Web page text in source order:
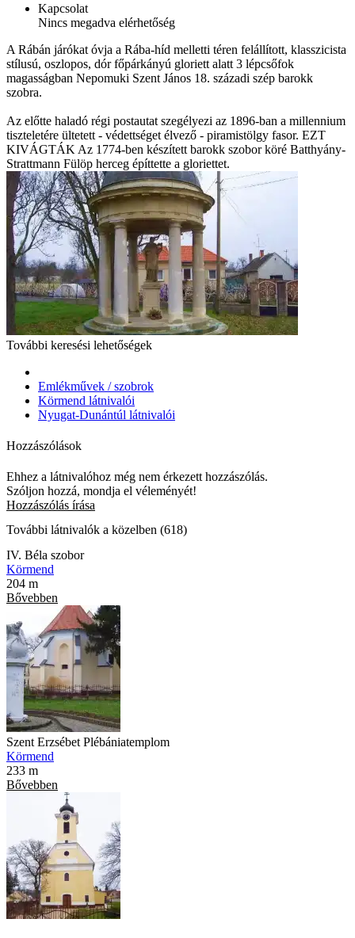
Kapcsolat
Nincs megadva elérhetőség
A Rábán járókat óvja a Rába-híd melletti téren felállított, klasszicista
stílusú, oszlopos, dór főpárkányú gloriett alatt 3 lépcsőfok
magasságban Nepomuki Szent János 18. századi szép barokk
szobra.
Az előtte haladó régi postautat szegélyezi az 1896-ban a millennium
tiszteletére ültetett - védettséget élvező - piramistölgy fasor. EZT
KIVÁGTÁK Az 1774-ben készített barokk szobor köré Batthyány-
Strattmann Fülöp herceg építtette a gloriettet.
További keresési lehetőségek
Emlékművek / szobrok
Körmend látnivalói
Nyugat-Dunántúl látnivalói
Hozzászólások
Ehhez a látnivalóhoz még nem érkezett hozzászólás.
Szóljon hozzá, mondja el véleményét!
Hozzászólás írása
További látnivalók a közelben (618)
IV. Béla szobor
Körmend
204 m
Bővebben
Szent Erzsébet Plébániatemplom
Körmend
233 m
Bővebben